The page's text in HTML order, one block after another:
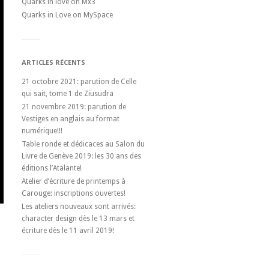
Quarks in love on Mx3
Quarks in Love on MySpace
ARTICLES RÉCENTS
21 octobre 2021: parution de Celle
qui sait, tome 1 de Ziusudra
21 novembre 2019: parution de
Vestiges en anglais au format
numérique!!!
Table ronde et dédicaces au Salon du
Livre de Genève 2019: les 30 ans des
éditions l’Atalante!
Atelier d’écriture de printemps à
Carouge: inscriptions ouvertes!
Les ateliers nouveaux sont arrivés:
character design dès le 13 mars et
écriture dès le 11 avril 2019!